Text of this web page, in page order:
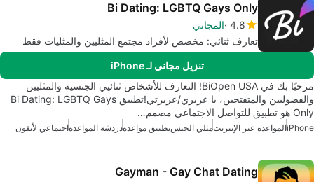
Bi Dating: LGBTQ Gays Only
4.8 المجاني
تعارف ثنائي: مخصص لأفراد مجتمع المثليين والمثليات فقط
تنزيل مجاني لـ iPhone
مرحبًا بك في BiOpen USA! التعارف للأشخاص ثنائيي الجنسية والمثليين
والفضوليين والمتفتحين، يا عزيزي/عزيزتي!تطبيق Bi Dating: LGBTQ Gays
Only هو تطبيق للتواصل الاجتماعي مصمم…
iPhoneالمواعدة عبر الإنترنتمثلي الجنستطبيق مواعدةدردشة المواعدةاجتماعي لأيفون
Gayman - Gay Chat Dating